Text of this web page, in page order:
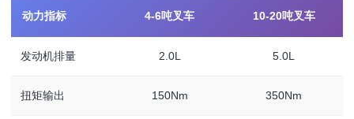
动力指标 4-6吨叉车 10-20吨叉车
发动机排量 2.0L 5.0L
扭矩输出 150Nm 350Nm